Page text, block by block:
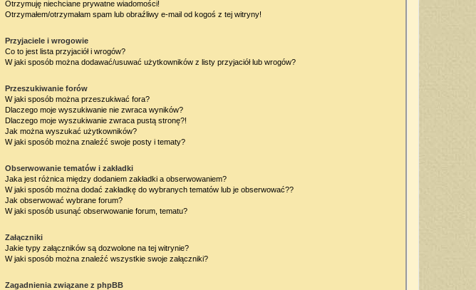
Otrzymuję niechciane prywatne wiadomości!
Otrzymałem/otrzymałam spam lub obraźliwy e-mail od kogoś z tej witryny!
Przyjaciele i wrogowie
Co to jest lista przyjaciół i wrogów?
W jaki sposób można dodawać/usuwać użytkowników z listy przyjaciół lub wrogów?
Przeszukiwanie forów
W jaki sposób można przeszukiwać fora?
Dlaczego moje wyszukiwanie nie zwraca wyników?
Dlaczego moje wyszukiwanie zwraca pustą stronę?!
Jak można wyszukać użytkowników?
W jaki sposób można znaleźć swoje posty i tematy?
Obserwowanie tematów i zakładki
Jaka jest różnica między dodaniem zakładki a obserwowaniem?
W jaki sposób można dodać zakładkę do wybranych tematów lub je obserwować??
Jak obserwować wybrane forum?
W jaki sposób usunąć obserwowanie forum, tematu?
Załączniki
Jakie typy załączników są dozwolone na tej witrynie?
W jaki sposób można znaleźć wszystkie swoje załączniki?
Zagadnienia związane z phpBB